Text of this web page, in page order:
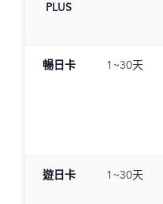
PLUS
暢日卡 1~30天
遊日卡 1~30天